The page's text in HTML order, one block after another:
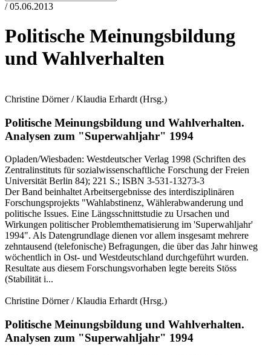
/ 05.06.2013
Politische Meinungsbildung
und Wahlverhalten
Christine Dörner / Klaudia Erhardt (Hrsg.)
Politische Meinungsbildung und Wahlverhalten.
Analysen zum "Superwahljahr" 1994
Opladen/Wiesbaden: Westdeutscher Verlag 1998 (Schriften des
Zentralinstituts für sozialwissenschaftliche Forschung der Freien
Universität Berlin 84); 221 S.; ISBN 3-531-13273-3
Der Band beinhaltet Arbeitsergebnisse des interdisziplinären
Forschungsprojekts "Wahlabstinenz, Wählerabwanderung und
politische Issues. Eine Längsschnittstudie zu Ursachen und
Wirkungen politischer Problemthematisierung im 'Superwahljahr'
1994". Als Datengrundlage dienen vor allem insgesamt mehrere
zehntausend (telefonische) Befragungen, die über das Jahr hinweg
wöchentlich in Ost- und Westdeutschland durchgeführt wurden.
Resultate aus diesem Forschungsvorhaben legte bereits Stöss
(Stabilität i...
Christine Dörner / Klaudia Erhardt (Hrsg.)
Politische Meinungsbildung und Wahlverhalten.
Analysen zum "Superwahljahr" 1994